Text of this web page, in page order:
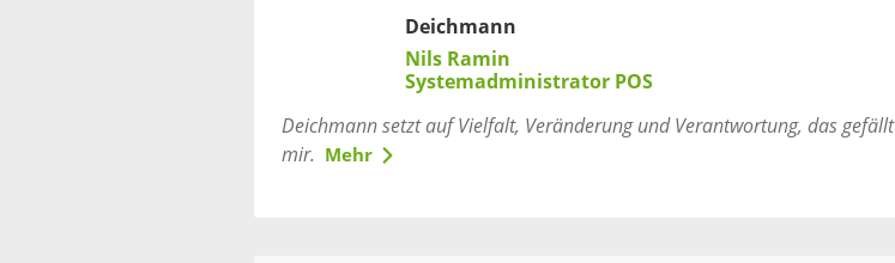
Deichmann
Nils Ramin
Systemadministrator POS
Deichmann setzt auf Vielfalt, Veränderung und Verantwortung, das gefällt
mir. Mehr